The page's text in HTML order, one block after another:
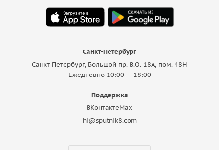
Санкт-Петербург
Санкт-Петербург, Большой пр. В.О. 18A, пом. 48Н
Ежедневно 10:00 — 18:00
Поддержка
ВКонтактеMax
hi@sputnik8.com